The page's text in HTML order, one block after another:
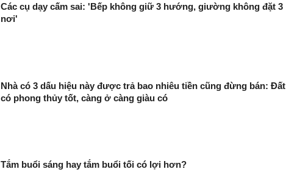
Các cụ dạy cấm sai: 'Bếp không giữ 3 hướng, giường không đặt 3
nơi'
Nhà có 3 dấu hiệu này được trả bao nhiêu tiền cũng đừng bán: Đất
có phong thủy tốt, càng ở càng giàu có
Tắm buổi sáng hay tắm buổi tối có lợi hơn?